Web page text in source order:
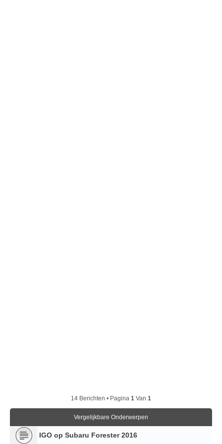
14 Berichten • Pagina 1 Van 1
Vergelijkbare Onderwerpen
IGO op Subaru Forester 2016